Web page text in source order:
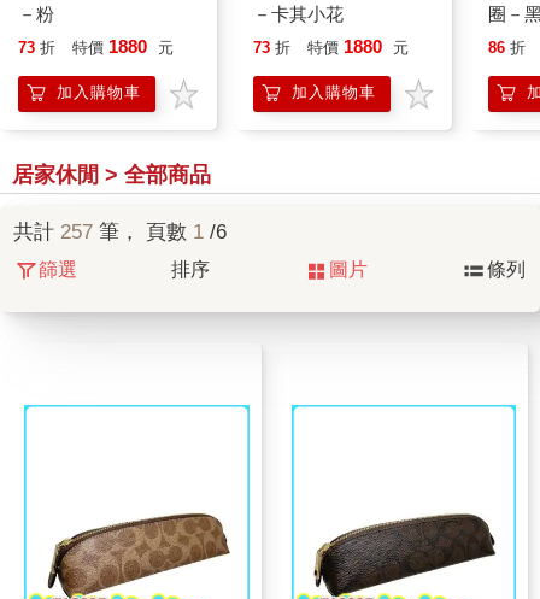
－粉
73 折 特價 1880 元
加入購物車
－卡其小花
73 折 特價 1880 元
加入購物車
圈－
86 折
居家休閒 > 全部商品
共計 257 筆， 頁數 1 /6
篩選 排序 圖片 條列